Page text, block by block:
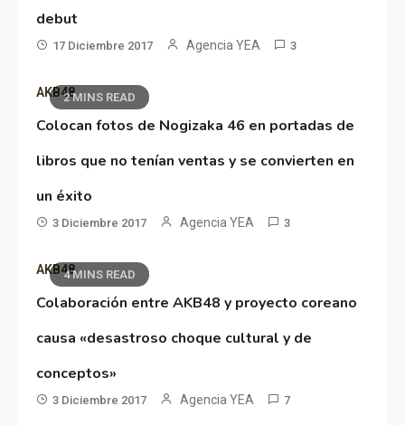
debut
17 Diciembre 2017 Agencia YEA 3
2 MINS READ
AKB48
Colocan fotos de Nogizaka 46 en portadas de
libros que no tenían ventas y se convierten en
un éxito
3 Diciembre 2017 Agencia YEA 3
4 MINS READ
AKB48
Colaboración entre AKB48 y proyecto coreano
causa «desastroso choque cultural y de
conceptos»
3 Diciembre 2017 Agencia YEA 7